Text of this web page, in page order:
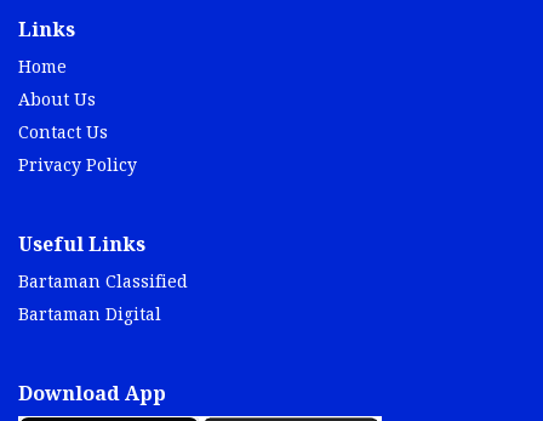
Links
Home
About Us
Contact Us
Privacy Policy
Useful Links
Bartaman Classified
Bartaman Digital
Download App